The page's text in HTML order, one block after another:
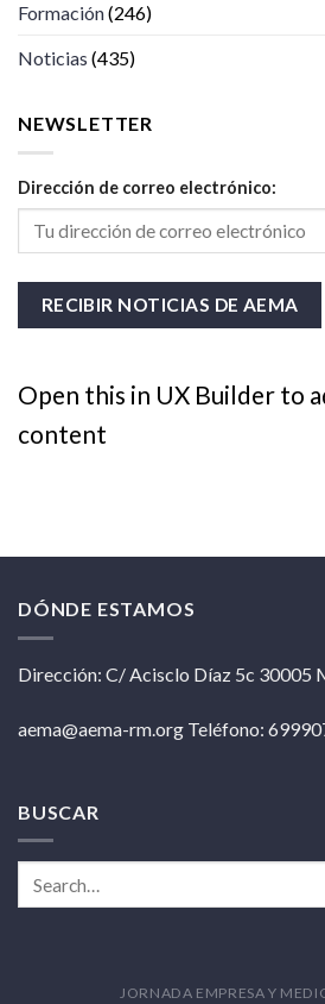
Formación(246)
Noticias (435)
NEWSLETTER
Dirección de correo electrónico:
Open this in UX Builder to
content
DÓNDE ESTAMOS
Dirección: C/ Acisclo Díaz 5c 30005
aema@aema-rm.org Teléfono:
BUSCAR
JORNADA EMPRESA Y